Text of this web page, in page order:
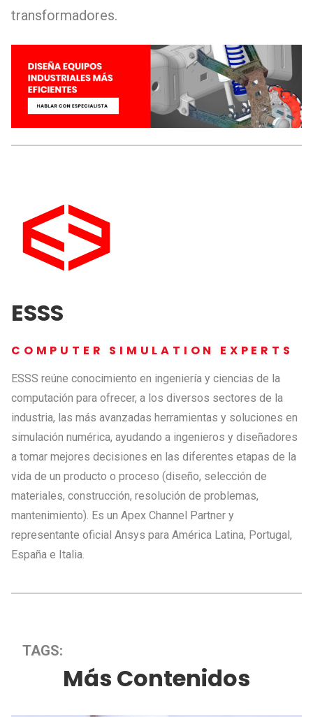
transformadores.
ESSS
COMPUTER SIMULATION EXPERTS
ESSS reúne conocimiento en ingeniería y ciencias de la
computación para ofrecer, a los diversos sectores de la
industria, las más avanzadas herramientas y soluciones en
simulación numérica, ayudando a ingenieros y diseñadores
a tomar mejores decisiones en las diferentes etapas de la
vida de un producto o proceso (diseño, selección de
materiales, construcción, resolución de problemas,
mantenimiento). Es un Apex Channel Partner y
representante oficial Ansys para América Latina, Portugal,
España e Italia.
TAGS:
Más Contenidos